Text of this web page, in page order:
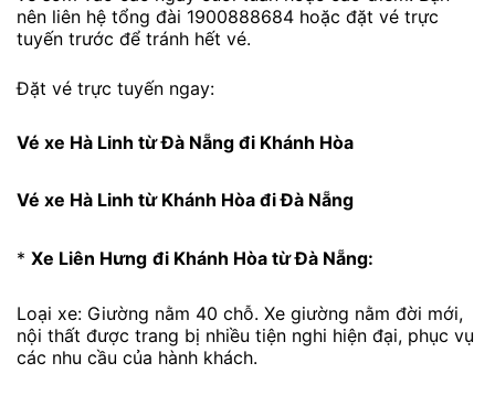
nên liên hệ tổng đài 1900888684 hoặc đặt vé trực
tuyến trước để tránh hết vé.
Đặt vé trực tuyến ngay:
Vé xe Hà Linh từ Đà Nẵng đi Khánh Hòa
Vé xe Hà Linh từ Khánh Hòa đi Đà Nẵng
* Xe Liên Hưng đi Khánh Hòa từ Đà Nẵng:
Loại xe: Giường nằm 40 chỗ. Xe giường nằm đời mới,
nội thất được trang bị nhiều tiện nghi hiện đại, phục vụ
các nhu cầu của hành khách.